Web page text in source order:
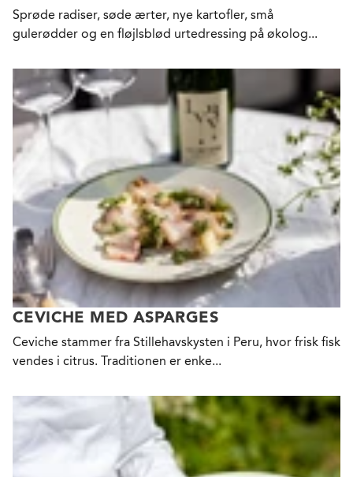
Sprøde radiser, søde ærter, nye kartofler, små
gulerødder og en fløjlsblød urtedressing på økolog...
CEVICHE MED ASPARGES
Ceviche stammer fra Stillehavskysten i Peru, hvor frisk fisk
vendes i citrus. Traditionen er enke...